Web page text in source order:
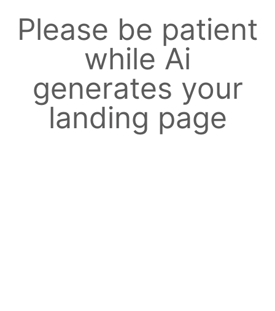
Please be patient
while Ai
generates your
landing page